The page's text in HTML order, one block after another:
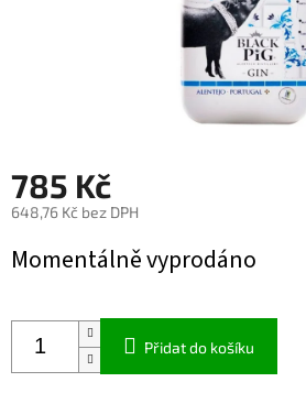
785 Kč
648,76 Kč bez DPH
cena:
Momentálně vyprodáno
Přidat do košíku